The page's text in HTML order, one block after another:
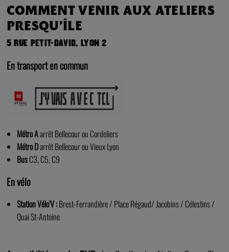
COMMENT VENIR AUX ATELIERS
PRESQU’ÎLE
5 RUE PETIT-DAVID, LYON 2
En transport en commun
Métro Aarrêt Bellecour ou Cordeliers
Métro Darrêt Bellecour ou Vieux Lyon
BusC3, C5, C9
En vélo
Station Vélo’V :Brest-Ferrandière / Place Régaud/ Jacobins / Célestins /
Quai St-Antoine